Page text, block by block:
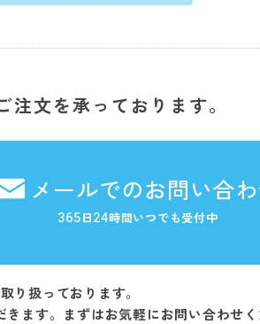
文を承っております。
メールでのお問い合
365日24時間いつでも受付中
り扱っております。
ます。まずはお気軽にお問い合わせく